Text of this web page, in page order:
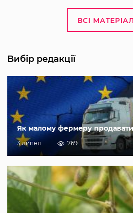
ВСІ
Вибір редакції
Як малому фермеру
3 липня 769